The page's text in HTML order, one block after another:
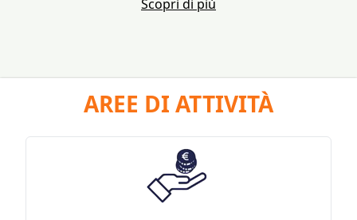
Scopri di più
AREE DI ATTIVITÀ